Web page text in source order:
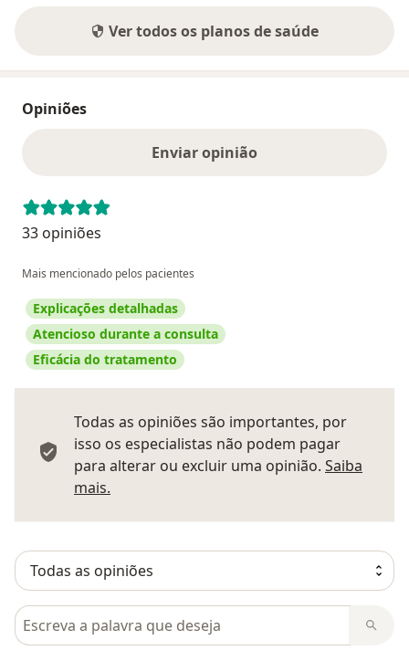
Ver todos os planos de saúde
Opiniões
Enviar opinião
33 opiniões
Mais mencionado pelos pacientes
Explicações detalhadas
Atencioso durante a consulta
Eficácia do tratamento
Todas as opiniões são importantes, por
isso os especialistas não podem pagar
para alterar ou excluir uma opinião. Saiba
mais.
Pesquisar em opiniões